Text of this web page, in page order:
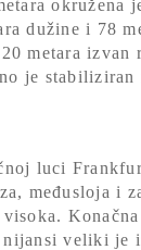
okružena
dužine i 78
metara izvan
je stabiliziran
luci
međusloja i
nijansi veliki je